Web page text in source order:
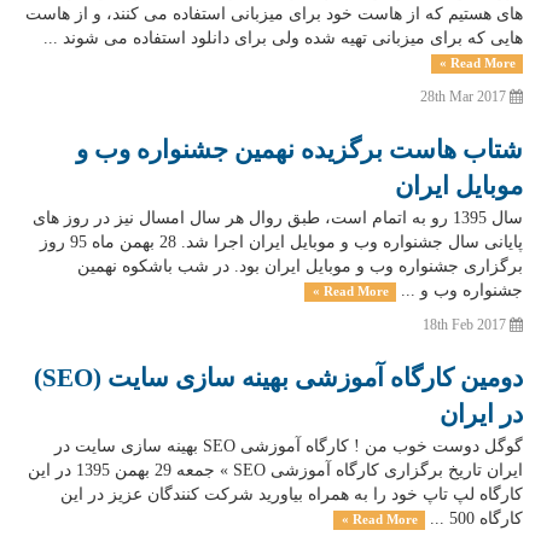
های هستیم که از هاست خود برای میزبانی استفاده می کنند، و از هاست
هایی که برای میزبانی تهیه شده ولی برای دانلود استفاده می شوند ...
Read More »
شتاب هاست برگزیده نهمین جشنواره وب و
موبایل ایران
سال 1395 رو به اتمام است، طبق روال هر سال امسال نیز در روز های
پایانی سال جشنواره وب و موبایل ایران اجرا شد. 28 بهمن ماه 95 روز
برگزاری جشنواره وب و موبایل ایران بود. در شب باشکوه نهمین
جشنواره وب و ...
Read More »
دومین کارگاه آموزشی بهینه سازی سایت (SEO)
در ایران
گوگل دوست خوب من ! کارگاه آموزشی SEO بهینه سازی سایت در
ایران تاریخ برگزاری کارگاه آموزشی SEO » جمعه 29 بهمن 1395 در این
کارگاه لپ تاپ خود را به همراه بیاورید شرکت کنندگان عزیز در این
کارگاه 500 ...
Read More »